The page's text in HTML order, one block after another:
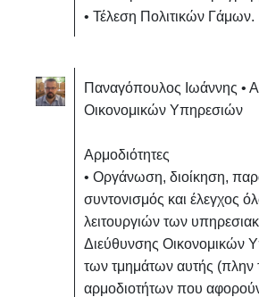
• Τέλεση Πολιτικών Γάμων.
Παναγόπουλος Ιωάννης •
Οικονομικών Υπηρεσιών
Αρμοδιότητες
• Οργάνωση, διοίκηση,
συντονισμός και έλεγχος
λειτουργιών των
Διεύθυνσης Οικονομικών
των τμημάτων αυτής (πλην
αρμοδιοτήτων που αφορούν